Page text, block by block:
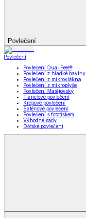
Povlečení
Povlečení
Povlečení Dual Feel®
Povlečení z hladké bavlny
Povlečení z mikrovlákna
Povlečení z mikroplyše
Povlečení Matějovský
Flanelové povlečení
Krepové povlečení
Saténové povlečení
Povlečení s fototiskem
Výhodné sady
Dětské povlečení